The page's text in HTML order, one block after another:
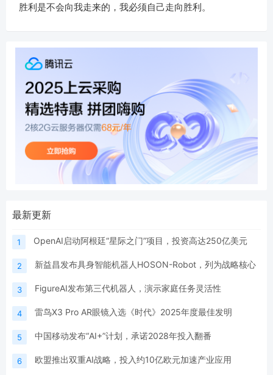
胜利是不会向我走来的，我必须自己走向胜利。
最新更新
1 OpenAI启动阿根廷“星际之门”项目，投资高达250亿美元
2 新益昌发布具身智能机器人HOSON-Robot，列为战略核心
3 FigureAI发布第三代机器人，演示家庭任务灵活性
4 雷鸟X3 Pro AR眼镜入选《时代》2025年度最佳发明
5 中国移动发布“AI+”计划，承诺2028年投入翻番
6 欧盟推出双重AI战略，投入约10亿欧元加速产业应用